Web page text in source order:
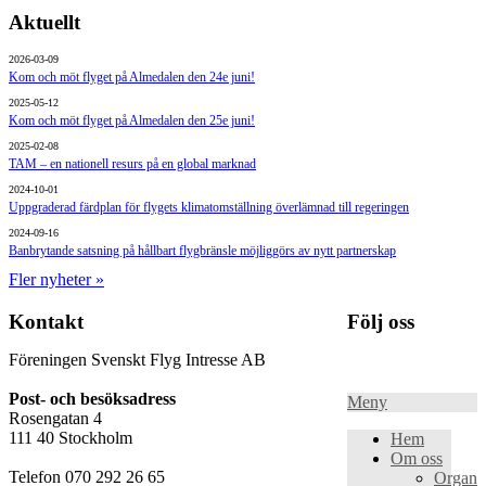
Aktuellt
2026-03-09
Kom och möt flyget på Almedalen den 24e juni!
2025-05-12
Kom och möt flyget på Almedalen den 25e juni!
2025-02-08
TAM – en nationell resurs på en global marknad
2024-10-01
Uppgraderad färdplan för flygets klimatomställning överlämnad till regeringen
2024-09-16
Banbrytande satsning på hållbart flygbränsle möjliggörs av nytt partnerskap
Fler nyheter »
Kontakt
Föreningen Svenskt Flyg Intresse AB
Post- och besöksadress
Rosengatan 4
111 40 Stockholm
Telefon 070 292 26 65
Följ oss
Meny
Hem
Om oss